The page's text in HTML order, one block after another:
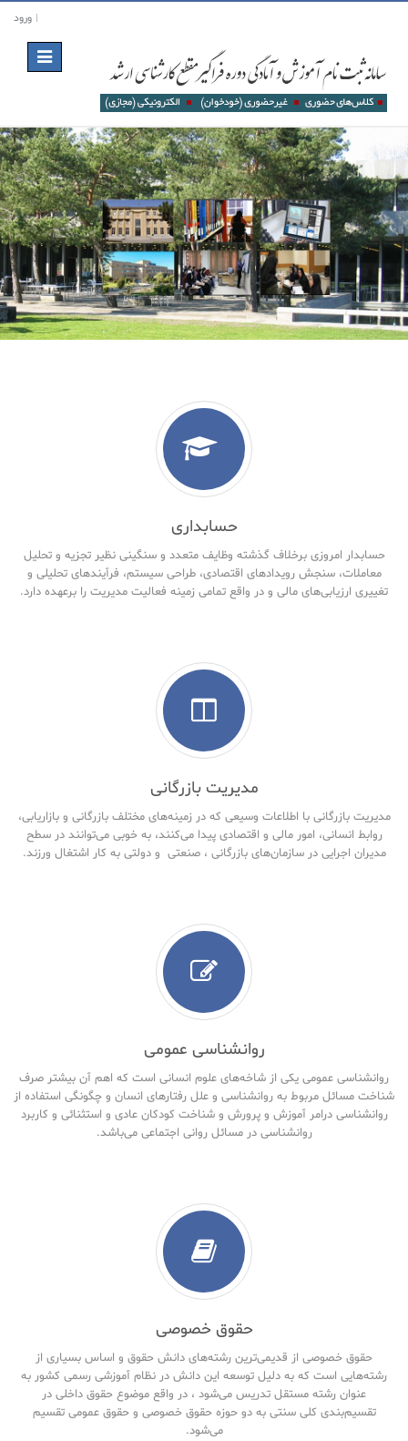
ورود
Toggle
navigation
حسابداری
حسابدار امروزی برخلاف گذشته وظایف متعدد و سنگینی نظیر تجزیه و تحلیل
معاملات، سنجش رویدادهای اقتصادی، طراحی سیستم، فرآیندهای تحلیلی و
تغییری ارزیابی‌های مالی و در واقع تمامی زمینه فعالیت مدیریت را برعهده دارد.
مدیریت بازرگانی
مدیریت بازرگانی با اطلاعات وسیعی که در زمینه‌های مختلف بازرگانی و بازاریابی،
روابط انسانی، امور مالی و اقتصادی پیدا می‌کنند، به خوبی می‌توانند در سطح
مدیران اجرایی در سازمان‌های بازرگانی ، صنعتی و دولتی به کار اشتغال ورزند.
روانشناسی عمومی
روانشناسی عمومی یکی از شاخه‌های علوم انسانی است که اهم آن بیشتر صرف
شناخت مسائل مربوط به روانشناسی و علل رفتارهای انسان و چگونگی استفاده از
روانشناسی درامر آموزش و پرورش و شناخت کودکان عادی و استثنائی و کاربرد
روانشناسی در مسائل روانی اجتماعی می‌باشد.
حقوق خصوصی
حقوق خصوصی از قدیمی‌ترین رشته‌های دانش حقوق و اساس بسیاری از
رشته‌هایی است که به دلیل توسعه این دانش در نظام آموزشی رسمی کشور به
عنوان رشته مستقل تدریس می‌شود ، در واقع موضوع حقوق داخلی در
تقسیم‌بندی کلی سنتی به دو حوزه حقوق خصوصی و حقوق‌ عمومی تقسیم
می‌شود.